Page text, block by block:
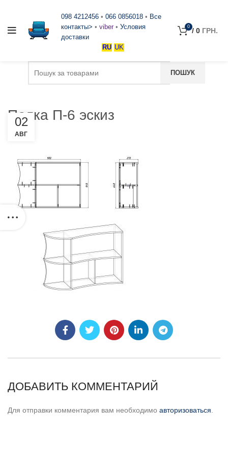
098 4212456 • 066 0856018 • Все
контакты> • viber • Условия
доставки
RU UK
0 / 0 ГРН.
Полка П-6 эскиз
02
АВГ
ДОБАВИТЬ КОММЕНТАРИЙ
Для отправки комментария вам необходимо авторизоваться